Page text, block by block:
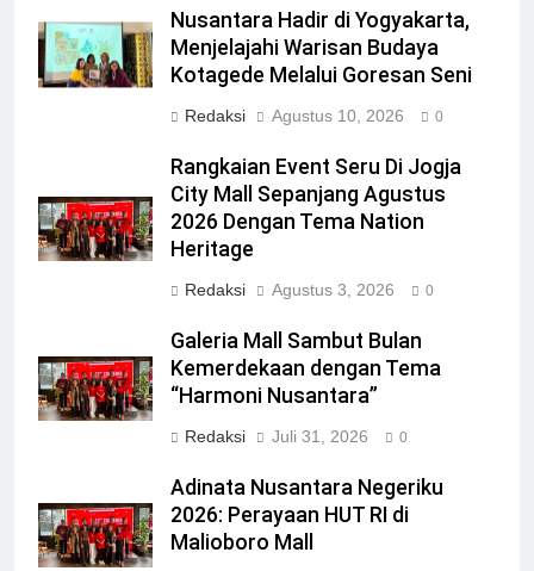
Nusantara Hadir di Yogyakarta,
Menjelajahi Warisan Budaya
Kotagede Melalui Goresan Seni
Redaksi Agustus 10, 2026 0
Rangkaian Event Seru Di Jogja
City Mall Sepanjang Agustus
2026 Dengan Tema Nation
Heritage
Redaksi Agustus 3, 2026 0
Galeria Mall Sambut Bulan
Kemerdekaan dengan Tema
“Harmoni Nusantara”
Redaksi Juli 31, 2026 0
Adinata Nusantara Negeriku
2026: Perayaan HUT RI di
Malioboro Mall